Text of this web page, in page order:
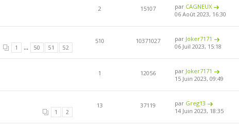
2 15107 par CAGNEUX
06 Août 2023, 16:30
1 ... 50 51 52
510 10371027 par Joker7171
06 Juil 2023, 15:18
1 12056 par Joker7171
15 Juin 2023, 09:49
1 2
13 37119 par Greg13
14 Juin 2023, 18:35